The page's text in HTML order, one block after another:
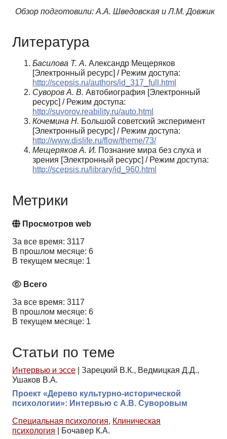
Обзор подготовили: А.А. Шведовская и Л.М. Довжик
Литература
Басилова Т. А. Александр Мещеряков
[Электронный ресурс] / Режим доступа:
http://scepsis.ru/authors/id_317_full.html
Суворов А. В. Автобиография [Электронный
ресурс] / Режим доступа:
http://suvorov.reability.ru/auto.html
Кочемина Н. Большой советский эксперимент
[Электронный ресурс] / Режим доступа:
http://www.dislife.ru/flow/theme/73/
Мещеряков А. И. Познание мира без слуха и
зрения [Электронный ресурс] / Режим доступа:
http://scepsis.ru/library/id_960.html
Метрики
Просмотров web
За все время: 3117
В прошлом месяце: 6
В текущем месяце: 1
Всего
За все время: 3117
В прошлом месяце: 6
В текущем месяце: 1
Статьи по теме
Интервью и эссе
Зарецкий В.К., Ведмицкая Д.Д.,
Ушаков В.А.
Проект «Дерево культурно-исторической
психологии»: Интервью с А.В. Суворовым
Специальная психология, Клиническая
психология
Бочавер К.А.